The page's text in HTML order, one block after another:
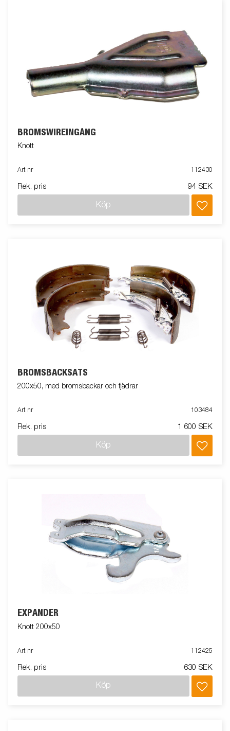
BROMSWIREINGÅNG
Knott
Art nr 112430
Rek. pris 94 SEK
Köp
BROMSBACKSATS
200x50, med bromsbackar och fjädrar
Art nr 103484
Rek. pris 1 600 SEK
Köp
EXPANDER
Knott 200x50
Art nr 112425
Rek. pris 630 SEK
Köp